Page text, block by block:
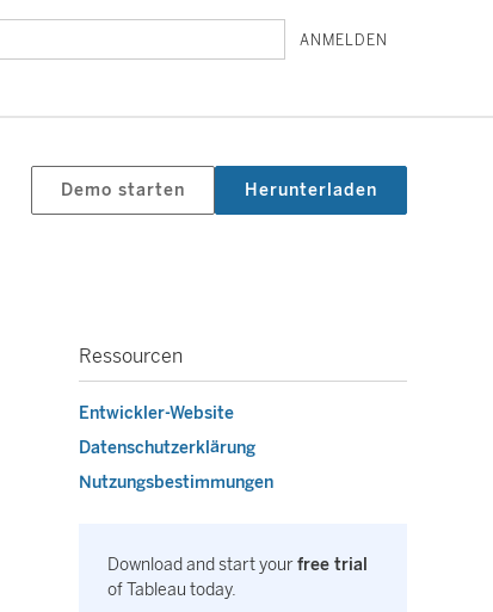
ANMELDEN
Demo starten Herunterladen
Ressourcen
Entwickler-Website
Datenschutzerklärung
Nutzungsbestimmungen
Download and start yourfree trial
of Tableau today.